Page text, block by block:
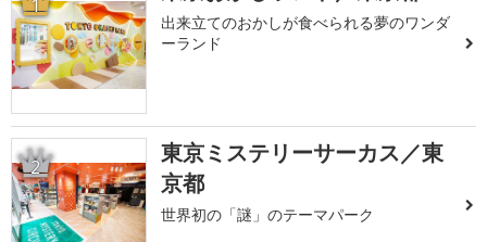
1
出来立てのおかしが食べられる夢のワンダ
ーランド
2
東京ミステリーサーカス／東
京都
世界初の「謎」のテーマパーク